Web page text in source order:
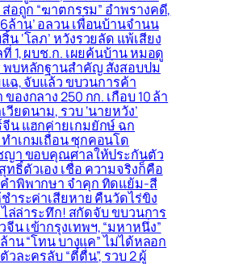
อถูก “ฆาตกรรม” อำพรางคดี,
ล้าน’ อลวน เพื่อนบ้านจำนน
‘โลภ’ หวังรวยลัด แพ้เสียง
1, ผบช.ก. เผยค้นบ้าน หมอดู
พบหลักฐานสำคัญ สั่งสอบปม
แฉ, จับแล้ว ขบวนการค้า
องกลาง 250 กก. เกือบ 10 ล้า
วียดนาม, รวบ ‘นายหวัง’
น แฮกค่ายเกมยักษ์ ฉก
ำเกมเถื่อน ซุกคอนโด
ญา ขอบคุณศาลให้ประกันตัว
ธิ์ตัวเอง เชื่อ ความจริงก็คือ
คำพิพากษา จำคุก ทิดแย้ม-สี
ชำระค่าเสียหาย คืนวัดไร่ขิง
ไล่ล่าระทึก! สกัดจับ ขบวนการ
น เข้ากรุงเทพฯ, “มหาหนึ่ง”
าน “โทน บางแค” ไม่ได้หลอก
วละครลับ “ตี๋ตื่น”, รวบ 2 ผู้